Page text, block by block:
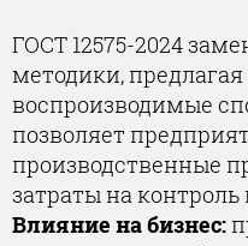
ГОСТ 12575-2024
методики,
воспроизводимые
позволяет
производственные
затраты на контроль
Влияние на бизнес: